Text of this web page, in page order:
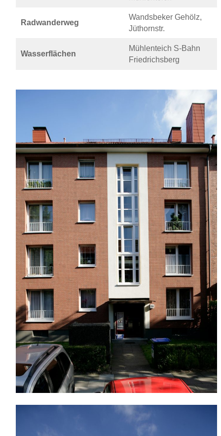
Radwanderweg
Wandsbeker Gehölz,
Jüthornstr.
Wasserflächen
Mühlenteich S-Bahn
Friedrichsberg